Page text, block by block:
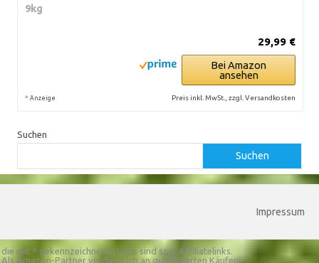
9kg
29,99 €
Bei Amazon
ansehen
* Anzeige Preis inkl. MwSt., zzgl. Versandkosten
Suchen
Suchen
Impressum
die mit * gekennzeichneten Links sind sog. Affiliatelinks.
Als Amazon-Partner verdiene ich an qualifizierten Käufen!